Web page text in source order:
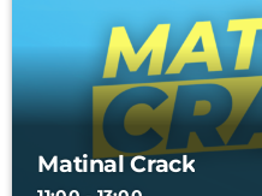
Matinal Crack